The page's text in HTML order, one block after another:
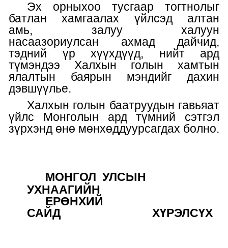
Эх орныхоо тусгаар тогтнолыг
батлан хамгаалах үйлсэдалтан
амь, залуу халуун
насаазориулсан ахмад дайчид,
тэдний үр хүүхдүүд, нийт ард
түмэндээ
Халхын голын хамтын
ялалтын баярын мэндийг дахин
дэвшүүлье.
Халхын голын баатруудын гавьяат
үйлс Монголын ард түмний сэтгэл
зүрхэнд өнө мөнхөддуурсагдах болно.
МОНГОЛ УЛСЫН
УХНААГИЙН
ЕРӨНХИЙ
САЙД
ХҮРЭЛСҮХ